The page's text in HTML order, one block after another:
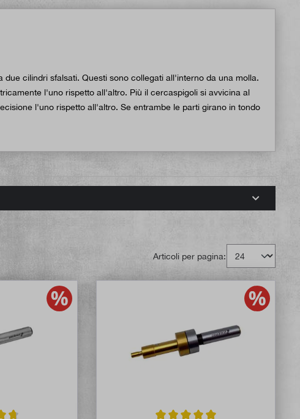
cilindri sfalsati. Questi sono collegati all'interno da una molla.
l'uno rispetto all'altro. Più il cercaspigoli si avvicina al
l'uno rispetto all'altro. Se entrambe le parti girano in tondo
Articoli per pagina: